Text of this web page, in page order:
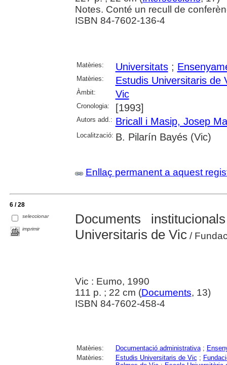
Notes. Conté un recull de
ISBN 84-7602-136-4
Matèries: Universitats;
Matèries: Estudis Universitaris de
Àmbit: Vic
Cronologia: [1993]
Autors add.: Bricall i Masip, Josep
Localització: B. Pilarín Bayés (Vic)
Enllaç permanent a aquest
6 / 28
seleccionar
imprimir
Documents
Universitaris de Vic/
Vic : Eumo, 1990
111 p. ; 22 cm (Documents, 13)
ISBN 84-7602-458-4
Matèries: Documentació administrativa;
Matèries:
Estudis Universitaris de Vic ;